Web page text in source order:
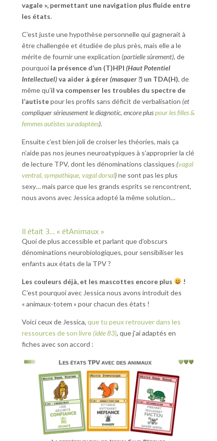
vagale », permettant une navigation plus fluide entre
les états.
C’est juste une hypothèse personnelle qui gagnerait à
être challengée et étudiée de plus près, mais elle a le
mérite de fournir une explication (partielle sûrement), de
pourquoila présence d’un (T)HPI (Haut Potentiel
Intellectuel)va aider à gérer(masquer ?)un TDA(H), de
même qu’il va compenser les troubles du spectre de
l’autistepour les profils sans déficit de verbalisation (et
compliquer sérieusement le diagnotic, encore pluspour les filles &
femmes autistes suradaptées).
Ensuite c’est bien joli de croiser les théories, mais ça
n’aide pas nos jeunes neuroatypiques à s’approprier la clé
de lecture TPV, dont les dénominations classiques (vagal
ventral, sympathique, vagal dorsal)ne sont pas les plus
sexy… mais parce que les grands esprits se rencontrent,
nous avons avec Jessica adopté la même solution…
Il était 3… « étAnimaux »
Quoi de plus accessible et parlant que d’obscurs
dénominations neurobiologiques, pour sensibiliser les
enfants aux états de la TPV ?
Les couleurs déjà, et les mascottes encore plus
!
C’est pourquoi avec Jessica nous avons introduit des
« animaux-totem » pour chacun des états !
Voici ceux de Jessica, que tu peux retrouver dans les
ressources de son livre (idée 83), que j’ai adaptés en
fiches avec son accord :